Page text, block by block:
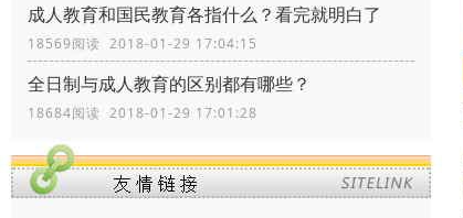
成人教育和国民教育各指什么？看完就明白了
18569阅读 2018-01-29 17:04:15
全日制与成人教育的区别都有哪些？
18684阅读 2018-01-29 17:01:28